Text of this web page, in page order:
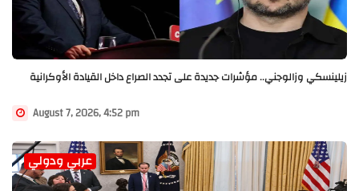
زيلينسكي وزالوجني.. مؤشرات جديدة على تجدد الصراع داخل القيادة الأوكرانية
August 7, 2026, 4:52 pm
عربي ودولي